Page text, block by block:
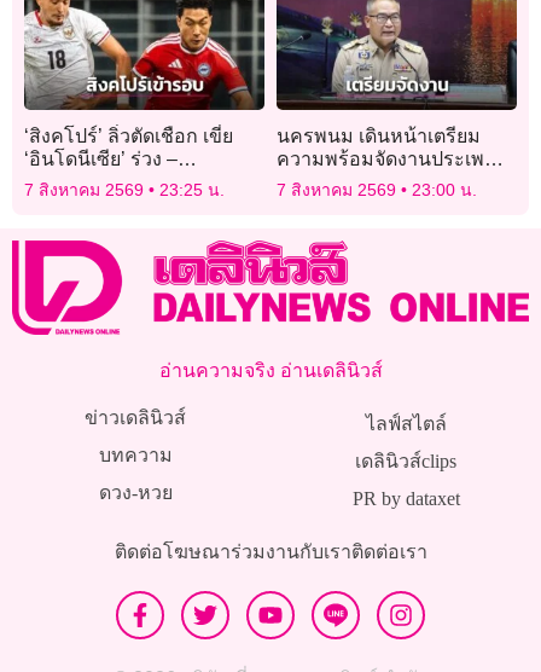
‘สิงคโปร์’ ลิ่วตัดเชือก เขี่ย
‘อินโดนีเซีย’ ร่วง –
‘เวียดนาม’ แชมป์กลุ่ม
7 สิงหาคม 2569 23:25 น.
นครพนม เดินหน้าเตรียม
ความพร้อมจัดงานประเพณี
ไหลเรือไฟ ประจำปี 2569
7 สิงหาคม 2569 23:00 น.
อ่านความจริง อ่านเดลินิวส์
ข่าวเดลินิวส์
บทความ
ดวง-หวย
ไลฟ์สไตล์
เดลินิวส์clips
PR by dataxet
ติดต่อโฆษณาร่วมงานกับเราติดต่อเรา